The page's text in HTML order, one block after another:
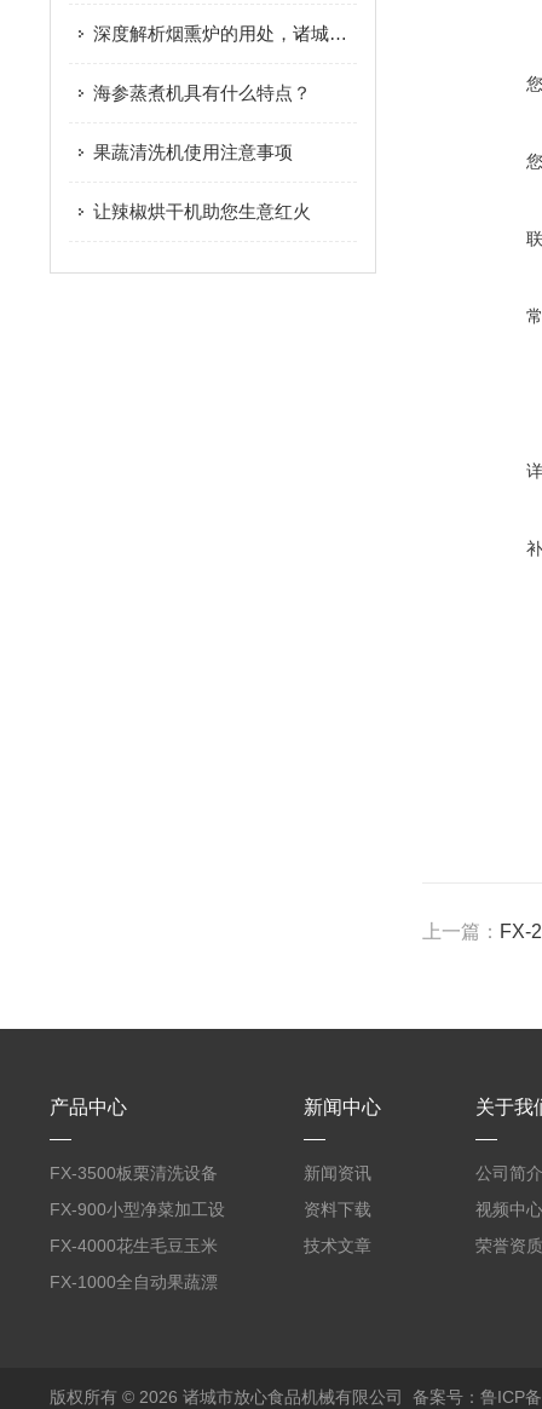
深度解析烟熏炉的用处，诸城市放心食品机械有限公司
海参蒸煮机具有什么特点？
果蔬清洗机使用注意事项
让辣椒烘干机助您生意红火
上一篇： FX-
产品中心
FX-3500板栗清洗设备
全自动气泡清洗机
FX-900小型净菜加工设
备野菜清洗机
FX-4000花生毛豆玉米
蒸煮漂烫机
FX-1000全自动果蔬漂
新闻中心
新闻资讯
资料下载
技术文章
关于我
公司简介
视频中心
荣誉资质
版权所有 © 2026 诸城市放心食品机械有限公司 备案号：鲁ICP